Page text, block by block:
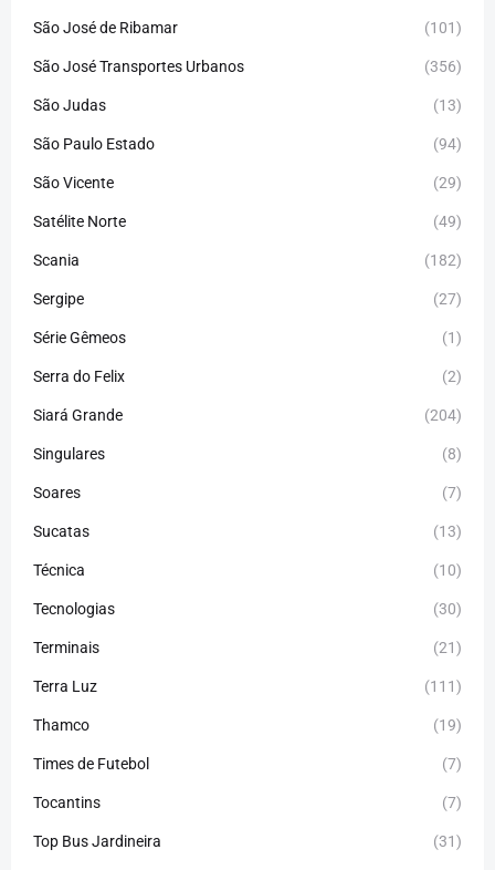
São José de Ribamar (101)
São José Transportes Urbanos (356)
São Judas (13)
São Paulo Estado (94)
São Vicente (29)
Satélite Norte (49)
Scania (182)
Sergipe (27)
Série Gêmeos (1)
Serra do Felix (2)
Siará Grande (204)
Singulares (8)
Soares (7)
Sucatas (13)
Técnica (10)
Tecnologias (30)
Terminais (21)
Terra Luz (111)
Thamco (19)
Times de Futebol (7)
Tocantins (7)
Top Bus Jardineira (31)